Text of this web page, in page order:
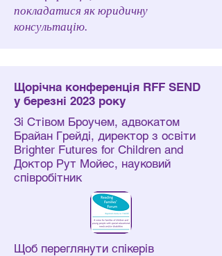
покладатися як юридичну
консультацію.
Щорічна конференція RFF SEND
у березні 2023 року
Зі Стівом Броучем, адвокатом
Брайан Грейді, директор з освіти
Brighter Futures for Children and
Доктор Рут Мойес, науковий
співробітник
Щоб переглянути спікерів